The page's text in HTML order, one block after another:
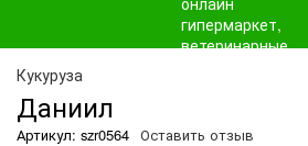
Кукуруза
Даниил
Артикул: szr0564 Оставить отзыв